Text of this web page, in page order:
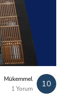
Mükemmel
1 Yorum
10